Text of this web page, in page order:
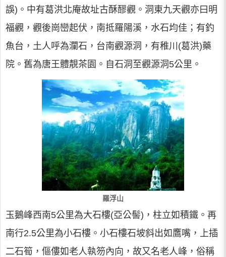
誤)。中有葛洪北庵故址古酥醪觀。洞東九天觀亦曰明
福觀，觀後崗巒起伏，南抵羅陽溪，水石均佳；有釣
魚台，土人呼為瀾石，台南觀源洞，有稚川(葛洪)藥
院。舊為唐王體靚茶園。自石洞至觀源洞5公里。
羅浮山
玉鵝峰西南5公里為大石樓(亞公髻)，柱立如積鐵。再
南行2.5公里為小石樓。小石樓石坡斜出如鷹嘴，上插
二石筍，傴僂如老人執笏內向，故又名老人峰，俗稱